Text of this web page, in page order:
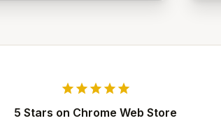
starstarstarstarstar
5 Stars on Chrome Web Store